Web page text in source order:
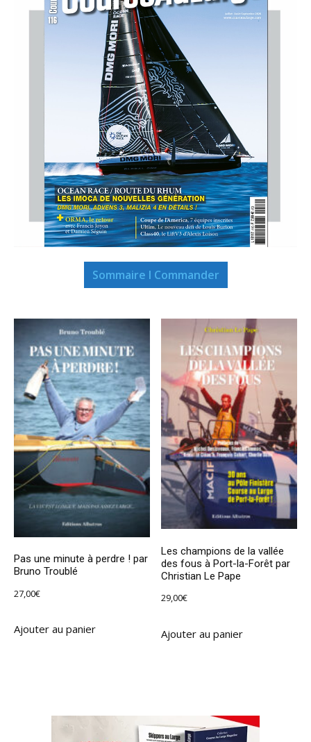
Sommaire I Commander
Pas une minute à perdre ! par
Bruno Troublé
27,00€
Ajouter au panier
Les champions de la vallée
des fous à Port-la-Forêt par
Christian Le Pape
29,00€
Ajouter au panier